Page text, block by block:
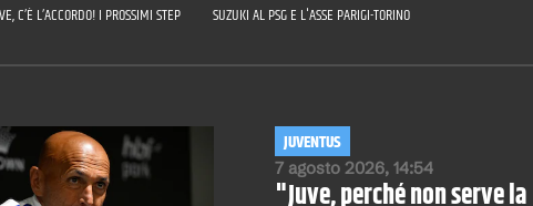
C’È L’ACCORDO! I PROSSIMI STEP SUZUKI AL PSG E L'ASSE PARIGI-TORINO
7 agosto 2026, 14:54
JUVENTUS
"Juve, perché non serve la